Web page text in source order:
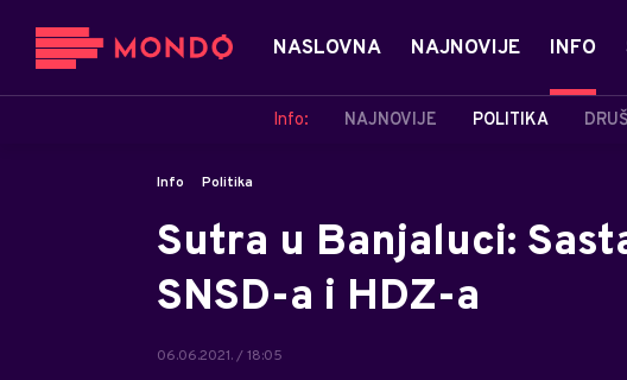
NASLOVNA NAJNOVIJE INFO
Info: NAJNOVIJE POLITIKA
Info Politika
Sutra u Banjaluci:
SNSD-a i HDZ-a
06.06.2021. / 18:05